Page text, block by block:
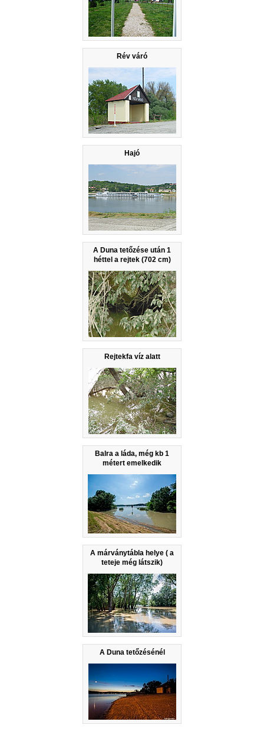
Rév váró
Hajó
A Duna tetőzése után 1
héttel a rejtek (702 cm)
Rejtekfa víz alatt
Balra a láda, még kb 1
métert emelkedik
A márványtábla helye ( a
teteje még látszik)
A Duna tetőzésénél